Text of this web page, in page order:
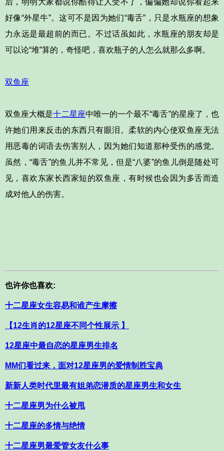
后，明明大家都说你酷得让人受不了，偏偏她却说你看起来
好像“外星牛”。这可不是因为她们“毒舌”，只是水瓶座的想象
力永远是最超前的而已。不过话虽如此，水瓶座的朋友却是
可以论“堆”算的，奇怪吧，喜欢瓶子的人怎么就那么多啊。
双鱼座
双鱼座大概是十二星座中唯一的一个最不“毒舌”的星座了，也
许她们用来反击的东西只有眼泪。柔软的内心使双鱼座无法
用恶毒的词语去伤害别人，因为她们知道那种受伤的感觉。
虽然，“毒舌”的鱼儿并不常见，但是“八婆”的鱼儿倒是随处可
见，喜欢东家长西家短的双鱼座，有时候也会因为多舌而造
成对他人的伤害。
也许你也喜欢:
十二星座女生容易和谁产生摩擦
【12生肖的12星座不同个性展示 】
12星座中最自恋的星座男生排名
MM们看过来，面对12星座男的爱情制胜宝典
新新人类时代里最有姐弟恋潜质的星座男生和女生
十二星座男为什么被甩
十二星座的多情与绝情
十二星座男最爱管女友什么事